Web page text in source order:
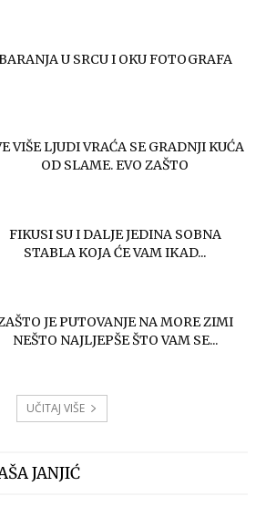
U SRCU I OKU FOTOGRAFA
VIŠE LJUDI VRAĆA SE GRADNJI KUĆA
OD SLAME. EVO ZAŠTO
FIKUSI SU I DALJE JEDINA SOBNA
STABLA KOJA ĆE VAM IKAD...
JE PUTOVANJE NA MORE ZIMI
NEŠTO NAJLJEPŠE ŠTO VAM SE...
UČITAJ VIŠE
JANJIĆ